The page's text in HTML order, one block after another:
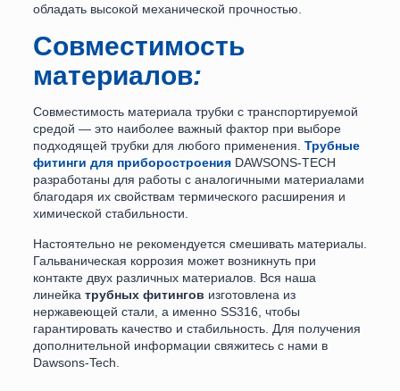
обладать высокой механической прочностью.
Совместимость
материалов:
Совместимость материала трубки с транспортируемой
средой — это наиболее важный фактор при выборе
подходящей трубки для любого применения. Трубные
фитинги для приборостроенияDAWSONS-TECH
разработаны для работы с аналогичными материалами
благодаря их свойствам термического расширения и
химической стабильности.
Настоятельно не рекомендуется смешивать материалы.
Гальваническая коррозия может возникнуть при
контакте двух различных материалов. Вся наша
линейка трубных фитингов изготовлена из
нержавеющей стали, а именно SS316, чтобы
гарантировать качество и стабильность. Для получения
дополнительной информации свяжитесь с нами в
Dawsons-Tech.